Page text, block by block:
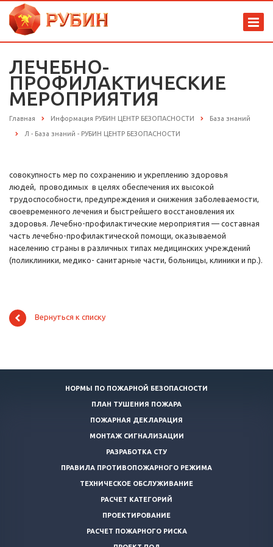
ЛЕЧЕБНО-
ПРОФИЛАКТИЧЕСКИЕ
МЕРОПРИЯТИЯ
Главная Информация РУБИН ЦЕНТР БЕЗОПАСНОСТИ База знаний
Л - База знаний - РУБИН ЦЕНТР БЕЗОПАСНОСТИ
совокупность мер по сохранению и укреплению здоровья
людей, проводимых в целях обеспечения их высокой
трудоспособности, предупреждения и снижения заболеваемости,
своевременного лечения и быстрейшего восстановления их
здоровья. Лечебно-профилактические мероприятия — составная
часть лечебно-профилактической помощи, оказываемой
населению страны в различных типах медицинских учреждений
(поликлиники, медико- санитарные части, больницы, клиники и пр.).
Вернуться к списку
НОРМЫ ПО ПОЖАРНОЙ БЕЗОПАСНОСТИ
ПЛАН ТУШЕНИЯ ПОЖАРА
ПОЖАРНАЯ ДЕКЛАРАЦИЯ
МОНТАЖ СИГНАЛИЗАЦИИ
РАЗРАБОТКА СТУ
ПРАВИЛА ПРОТИВОПОЖАРНОГО РЕЖИМА
ТЕХНИЧЕСКОЕ ОБСЛУЖИВАНИЕ
РАСЧЕТ КАТЕГОРИЙ
ПРОЕКТИРОВАНИЕ
РАСЧЕТ ПОЖАРНОГО РИСКА